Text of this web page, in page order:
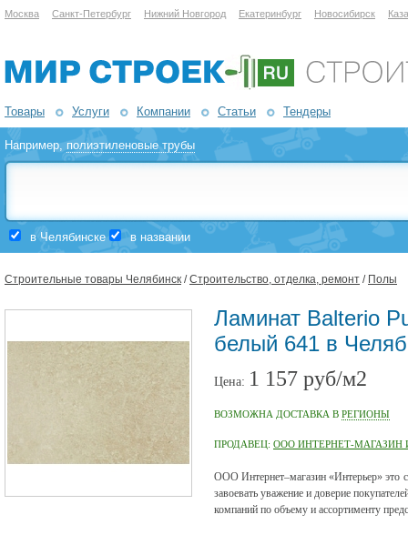
Москва Санкт-Петербург Нижний Новгород Екатеринбург Новосибирск
Товары Услуги Компании Статьи Тендеры
Например,полиэтиленовые трубы
в Челябинске в названии
Строительные товары Челябинск /Строительство, отделка, ремонт / Полы
Ламинат Balterio
белый 641 в
Цена: 1 157 руб/м2
ВОЗМОЖНА ДОСТАВКА В РЕГИОНЫ
ПРОДАВЕЦ: ООО ИНТЕРНЕТ-МАГАЗИН
ООО Интернет–магазин «Интерьер» это
завоевать уважение и доверие
компаний по объему и ассортименту